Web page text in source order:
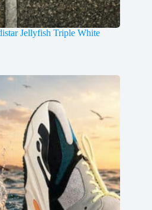
Jellyfish Triple White